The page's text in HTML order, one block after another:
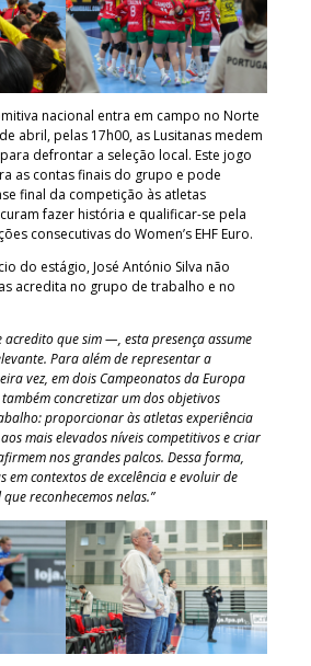
nacional entra em campo no Norte
abril, pelas 17h00, as Lusitanas medem
defrontar a seleção local. Este jogo
as contas finais do grupo e pode
final da competição às atletas
fazer história e qualificar-se pela
consecutivas do Women’s EHF Euro.
do estágio, José António Silva não
acredita no grupo de trabalho e no
acredito que sim —, esta presença assume
Para além de representar a
vez, em dois Campeonatos da Europa
concretizar um dos objetivos
proporcionar às atletas experiência
mais elevados níveis competitivos e criar
nos grandes palcos. Dessa forma,
em contextos de excelência e evoluir de
reconhecemos nelas.”